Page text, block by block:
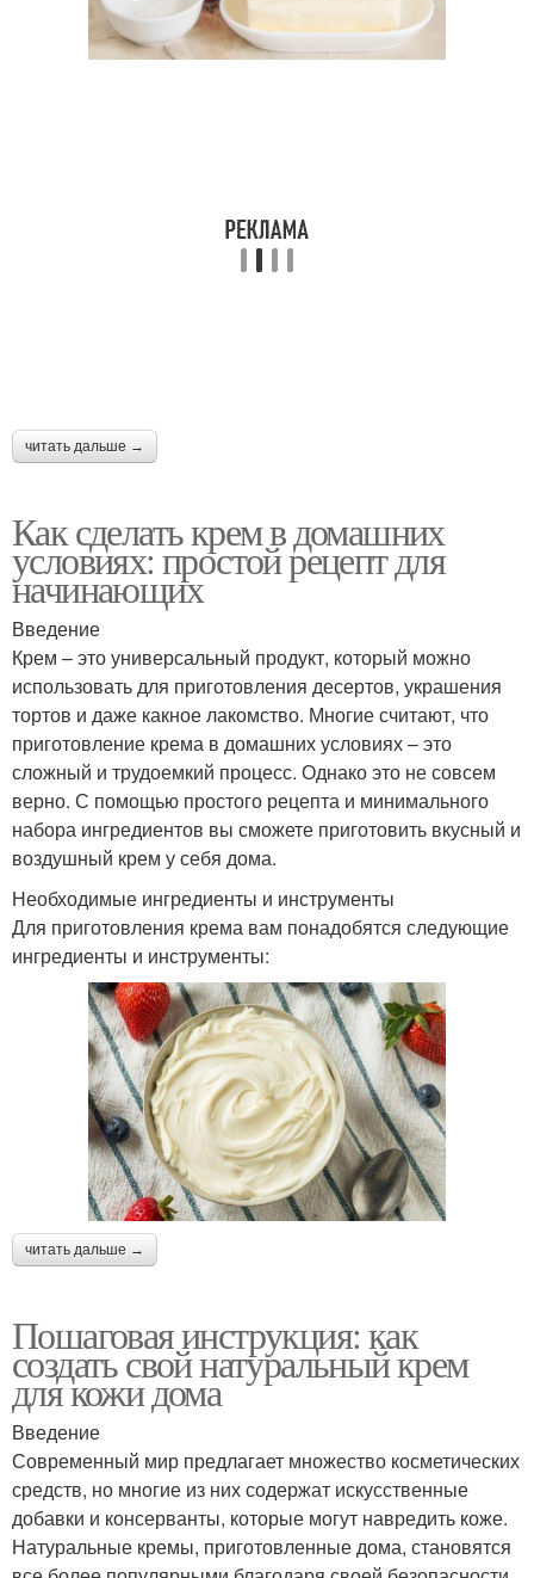
Домашний крем Сливочный крем
Подложка для торта Крем без яиц
Крем без сливочного
масла
Крем без муки
Крем без молока Крем без сахара
Крем для бисквитного
торта
Комки в креме
Ингредиенты для
бисквитного торта
Торт с фруктами
Сметанные кремы Ночной крем
Крем для сухой кожи
Крем в зависимости
Крем без
читать дальше →
Как сделать крем в домашних
условиях: простой рецепт для
начинающих
Введение
Крем – это универсальный продукт, который можно
использовать для приготовления десертов, украшения
тортов и даже какное лакомство. Многие считают, что
приготовление крема в домашних условиях – это
сложный и трудоемкий процесс. Однако это не совсем
верно. С помощью простого рецепта и минимального
набора ингредиентов вы сможете приготовить вкусный и
воздушный крем у себя дома.
Необходимые ингредиенты и инструменты
Для приготовления крема вам понадобятся следующие
ингредиенты и инструменты:
читать дальше →
Пошаговая инструкция: как
создать свой натуральный крем
для кожи дома
Введение
Современный мир предлагает множество косметических
средств, но многие из них содержат искусственные
добавки и консерванты, которые могут навредить коже.
Натуральные кремы, приготовленные дома, становятся